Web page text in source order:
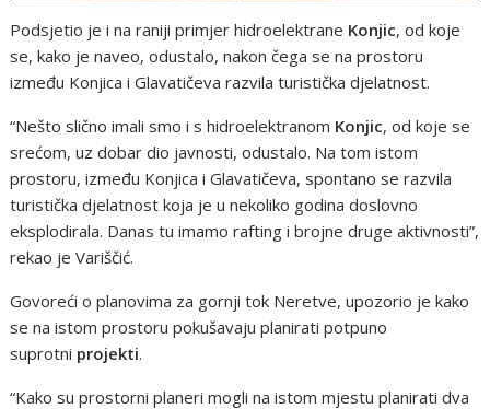
Podsjetio je i na raniji primjer hidroelektrane Konjic, od koje
se, kako je naveo, odustalo, nakon čega se na prostoru
između Konjica i Glavatičeva razvila turistička djelatnost.
“Nešto slično imali smo i s hidroelektranom Konjic, od koje se
srećom, uz dobar dio javnosti, odustalo. Na tom istom
prostoru, između Konjica i Glavatičeva, spontano se razvila
turistička djelatnost koja je u nekoliko godina doslovno
eksplodirala. Danas tu imamo rafting i brojne druge aktivnosti”,
rekao je Variščić.
Govoreći o planovima za gornji tok Neretve, upozorio je kako
se na istom prostoru pokušavaju planirati potpuno
suprotni projekti.
“Kako su prostorni planeri mogli na istom mjestu planirati dva